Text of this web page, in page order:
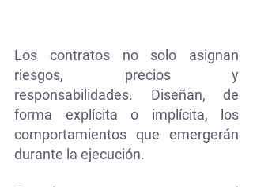
Los contratos no solo asignan
riesgos, precios y
responsabilidades. Diseñan, de
forma explícita o implícita, los
comportamientos que emergerán
durante la ejecución.